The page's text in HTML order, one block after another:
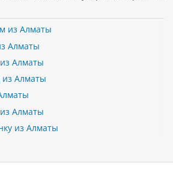
из Алматы
Алматы
Алматы
Алматы
Алматы
из Алматы